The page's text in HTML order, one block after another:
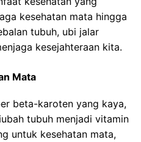
kesehatan mata hingga
tubuh, ubi jalar
kesejahteraan kita.
Mata
beta-karoten yang kaya,
tubuh menjadi vitamin
untuk kesehatan mata,